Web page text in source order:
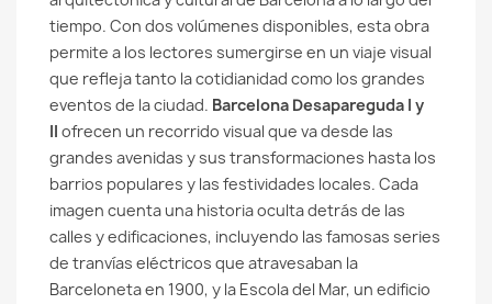
tiempo. Con dos volúmenes disponibles, esta obra
permite a los lectores sumergirse en un viaje visual
que refleja tanto la cotidianidad como los grandes
eventos de la ciudad. Barcelona Desapareguda I y
II ofrecen un recorrido visual que va desde las
grandes avenidas y sus transformaciones hasta los
barrios populares y las festividades locales. Cada
imagen cuenta una historia oculta detrás de las
calles y edificaciones, incluyendo las famosas series
de tranvías eléctricos que atravesaban la
Barceloneta en 1900, y la Escola del Mar, un edificio